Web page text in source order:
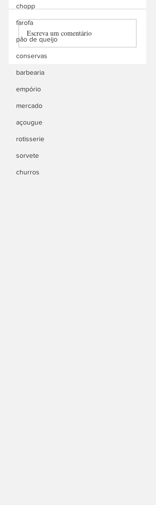
chopp
farofa
pão de queijo
conservas
barbearia
empório
mercado
açougue
rotisserie
sorvete
churros
divina
Escreva um comentário